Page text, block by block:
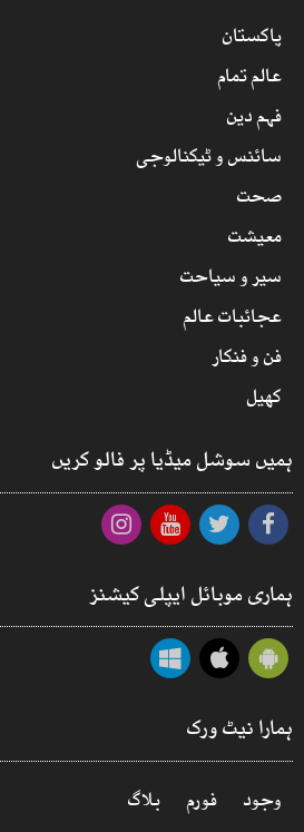
پاکستان
عالم تمام
فہم دین
سائنس و ٹیکنالوجی
صحت
معیشت
سیر و سیاحت
عجائبات عالم
فن و فنکار
کھیل
ہمیں سوشل میڈیا پر فالو کریں
ہماری موبائل ایپلی کیشنز
ہمارا نیٹ ورک
وجود فورم بلاگ